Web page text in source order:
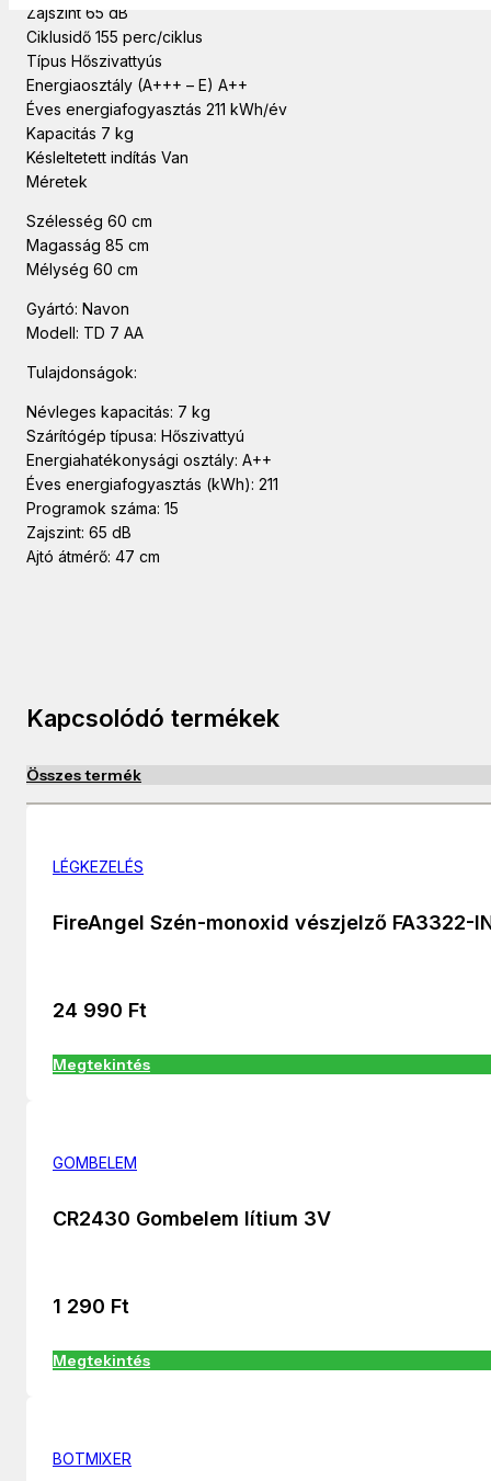
Zajszint 65 dB
Ciklusidő 155 perc/ciklus
Típus Hőszivattyús
Energiaosztály (A+++ – E) A++
Éves energiafogyasztás 211 kWh/év
Kapacitás 7 kg
Késleltetett indítás Van
Méretek
Szélesség 60 cm
Magasság 85 cm
Mélység 60 cm
Gyártó: Navon
Modell: TD 7 AA
Tulajdonságok:
Névleges kapacitás: 7 kg
Szárítógép típusa: Hőszivattyú
Energiahatékonysági osztály: A++
Éves energiafogyasztás (kWh): 211
Programok száma: 15
Zajszint: 65 dB
Ajtó átmérő: 47 cm
Kapcsolódó termékek
Összes termék
LÉGKEZELÉS
FireAngel Szén-monoxid vészjelző FA3322-
24 990 Ft
Megtekintés
GOMBELEM
CR2430 Gombelem lítium 3V
1 290 Ft
Megtekintés
BOTMIXER